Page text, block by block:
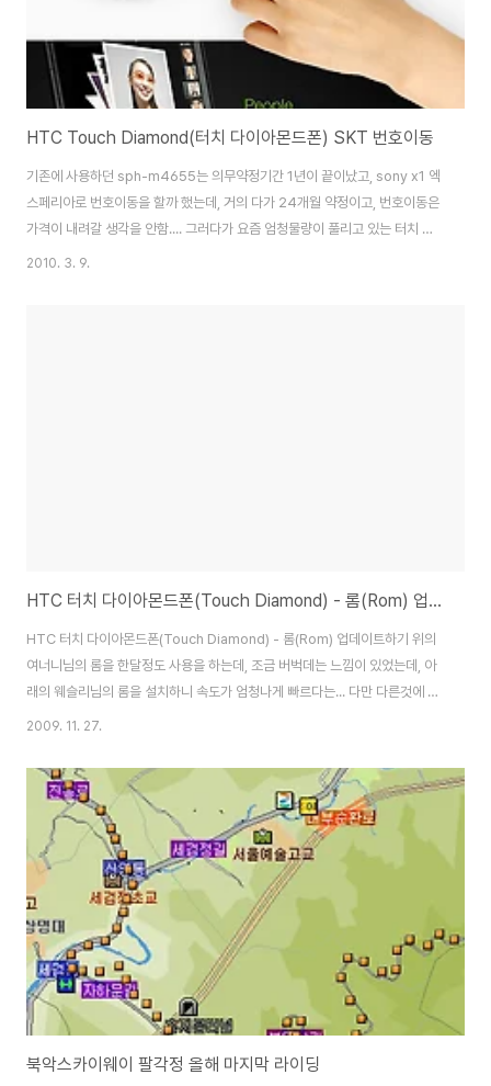
HTC Touch Diamond(터치 다이아몬드폰) SKT 번호이동
기존에 사용하던 sph-m4655는 의무약정기간 1년이 끝이났고, sony x1 엑
스페리아로 번호이동을 할까 했는데, 거의 다가 24개월 약정이고, 번호이동은
가격이 내려갈 생각을 안함.... 그러다가 요즘 엄청물량이 풀리고 있는 터치 다
이아몬드폰이 12개월 약정에 3만원에 풀려서 그냥 구입... 대만업체라는것이
2010. 3. 9.
HTC 터치 다이아몬드폰(Touch Diamond) - 롬(Rom) 업데이트하기(웨슬리님)
HTC 터치 다이아몬드폰(Touch Diamond) - 롬(Rom) 업데이트하기 위의
여너니님의 롬을 한달정도 사용을 하는데, 조금 버벅데는 느낌이 있었는데, 아
래의 웨슬리님의 롬을 설치하니 속도가 엄청나게 빠르다는... 다만 다른것에 익
숙해 있다가 조금 어색한부분도 있지만, 손에 익으면 아주 마음에 들듯하다는...
사이트에 가서 가입하고, 설명대로 하면 쉽게 설치할수 있고, 댓글들을 보면서
문제가 있는 부분들을 점검하면 많은 도움이 될듯... HTC 터치 다이아몬드용
WES 롬 릴리즈1a 빌드31입니다. 다이아몬드의 나름 재미있는 스펙 때문에
이것저것 올려보고 빼보고 하면서 테스트를 하다 보니 2주나 ..
2009. 11. 27.
북악스카이웨이 팔각정 올해 마지막 라이딩